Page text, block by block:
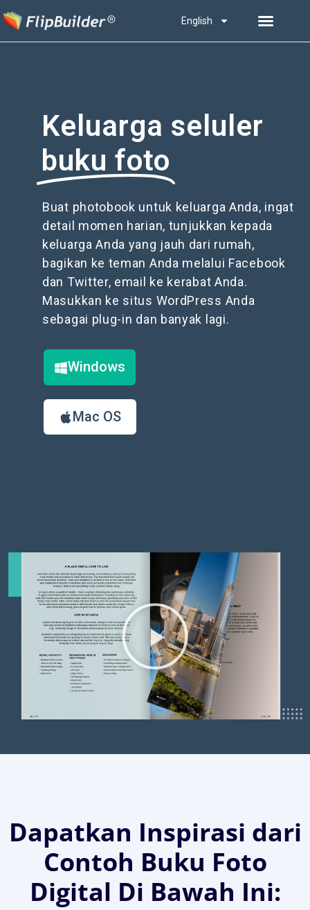
English
Keluarga seluler
buku foto
Buat photobook untuk keluarga Anda, ingat
detail momen harian, tunjukkan kepada
keluarga Anda yang jauh dari rumah,
bagikan ke teman Anda melalui Facebook
dan Twitter, email ke kerabat Anda.
Masukkan ke situs WordPress Anda
sebagai plug-in dan banyak lagi.
Windows
Mac OS
Dapatkan Inspirasi dari
Contoh Buku Foto
Digital Di Bawah Ini: